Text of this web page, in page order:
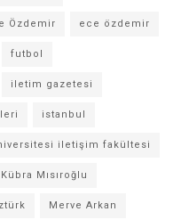
Özdemir ece özdemir
futbol
iletim gazetesi
istanbul
iletişim fakültesi
Kübra Mısıroğlu
Merve Arkan